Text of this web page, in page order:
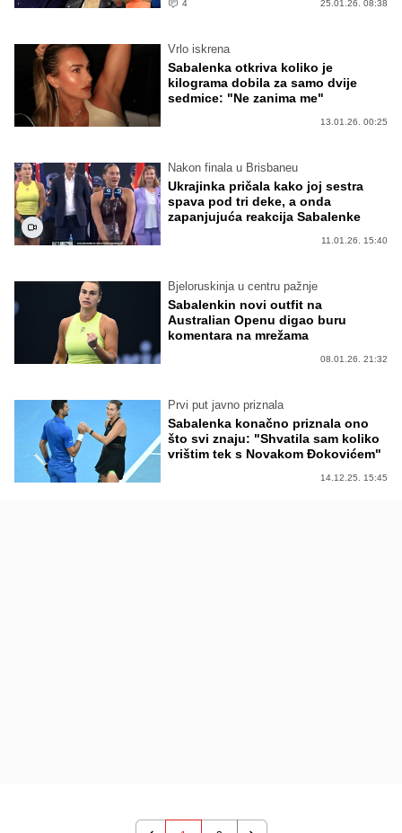
4 25.01.26. 08:38
Vrlo iskrena
Sabalenka otkriva koliko je
kilograma dobila za samo dvije
sedmice: "Ne zanima me"
13.01.26. 00:25
Nakon finala u Brisbaneu
Ukrajinka pričala kako joj sestra
spava pod tri deke, a onda
zapanjujuća reakcija Sabalenke
11.01.26. 15:40
Bjeloruskinja u centru pažnje
Sabalenkin novi outfit na
Australian Openu digao buru
komentara na mrežama
08.01.26. 21:32
Prvi put javno priznala
Sabalenka konačno priznala ono
što svi znaju: "Shvatila sam koliko
vrištim tek s Novakom Đokovićem"
14.12.25. 15:45